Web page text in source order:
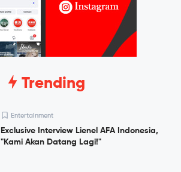
Trending
Entertainment
Exclusive Interview Lienel AFA Indonesia,
"Kami Akan Datang Lagi!"